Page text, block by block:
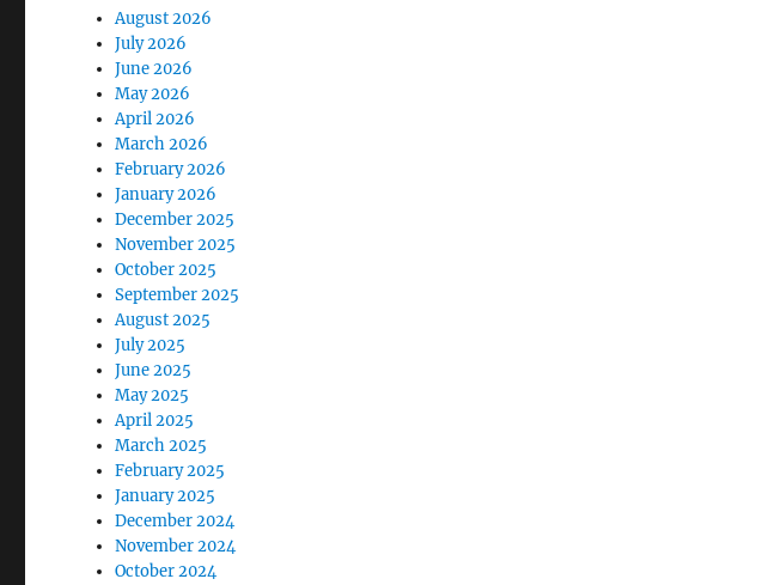
August 2026
July 2026
June 2026
May 2026
April 2026
March 2026
February 2026
January 2026
December 2025
November 2025
October 2025
September 2025
August 2025
July 2025
June 2025
May 2025
April 2025
March 2025
February 2025
January 2025
December 2024
November 2024
October 2024